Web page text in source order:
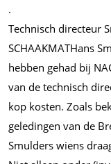
.
Technisch directeur
SCHAAKMATHans
hebben gehad bij
van de technisch
kop kosten. Zoals
geledingen van de
Smulders wiens